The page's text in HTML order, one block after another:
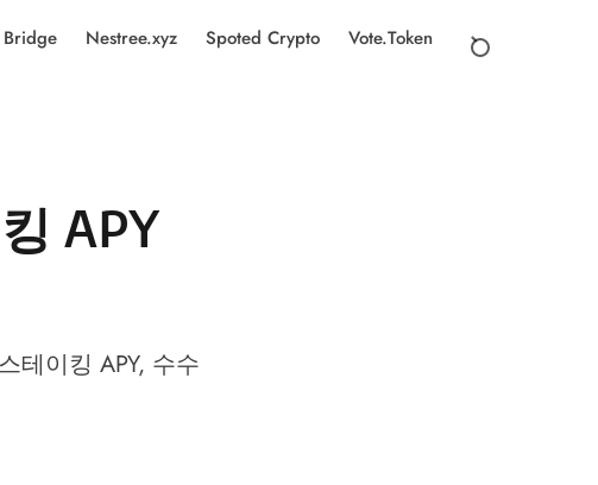
Nestree.xyz Spoted Crypto Vote.Token
APY
테이킹 APY, 수수